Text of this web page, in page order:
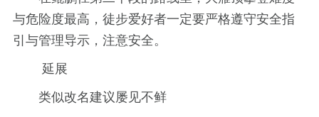
与危险度最高，徒步爱好者一定要严格遵守安全指
引与管理导示，注意安全。
延展
类似改名建议屡见不鲜